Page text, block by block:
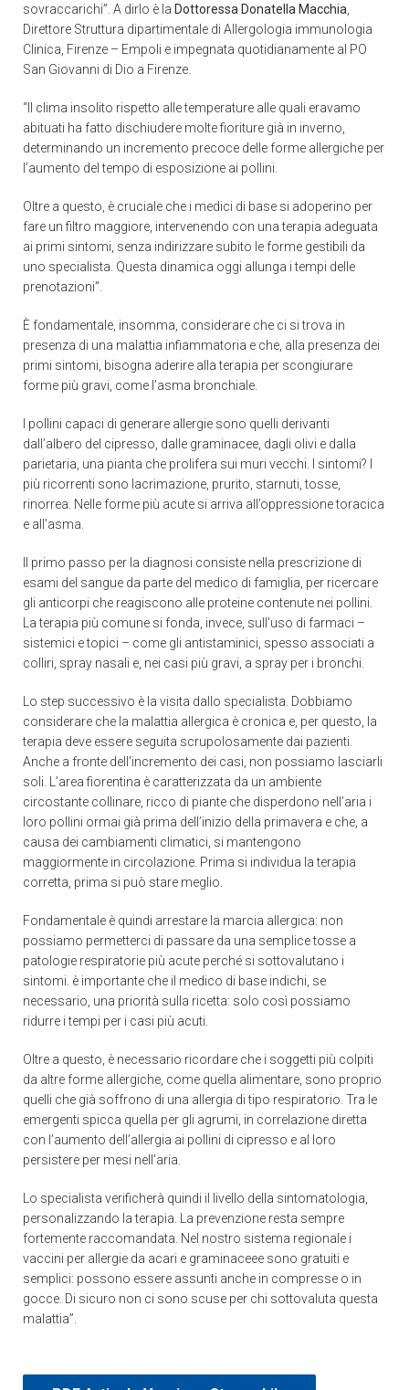
sovraccarichi”. A dirlo è la Dottoressa Donatella Macchia
Direttore Struttura dipartimentale di Allergologia immunologia
Clinica, Firenze – Empoli e impegnata quotidianamente al PO
San Giovanni di Dio a Firenze.
“Il clima insolito rispetto alle temperature alle quali eravamo
abituati ha fatto dischiudere molte fioriture già in inverno,
determinando un incremento precoce delle forme allergiche per
l’aumento del tempo di esposizione ai pollini.
Oltre a questo, è cruciale che i medici di base si adoperino per
fare un filtro maggiore, intervenendo con una terapia adeguata
ai primi sintomi, senza indirizzare subito le forme gestibili da
uno specialista. Questa dinamica oggi allunga i tempi delle
prenotazioni”.
È fondamentale, insomma, considerare che ci si trova in
presenza di una malattia infiammatoria e che, alla presenza dei
primi sintomi, bisogna aderire alla terapia per scongiurare
forme più gravi, come l’asma bronchiale.
I pollini capaci di generare allergie sono quelli derivanti
dall’albero del cipresso, dalle graminacee, dagli olivi e dalla
parietaria, una pianta che prolifera sui muri vecchi. I sintomi? I
più ricorrenti sono lacrimazione, prurito, starnuti, tosse,
rinorrea. Nelle forme più acute si arriva all’oppressione toracica
e all’asma.
Il primo passo per la diagnosi consiste nella prescrizione di
esami del sangue da parte del medico di famiglia, per ricercare
gli anticorpi che reagiscono alle proteine contenute nei pollini.
La terapia più comune si fonda, invece, sull’uso di farmaci –
sistemici e topici – come gli antistaminici, spesso associati a
colliri, spray nasali e, nei casi più gravi, a spray per i bronchi.
Lo step successivo è la visita dallo specialista. Dobbiamo
considerare che la malattia allergica è cronica e, per questo, la
terapia deve essere seguita scrupolosamente dai pazienti.
Anche a fronte dell’incremento dei casi, non possiamo lasciarli
soli. L’area fiorentina è caratterizzata da un ambiente
circostante collinare, ricco di piante che disperdono nell’aria i
loro pollini ormai già prima dell’inizio della primavera e che, a
causa dei cambiamenti climatici, si mantengono
maggiormente in circolazione. Prima si individua la terapia
corretta, prima si può stare meglio.
Fondamentale è quindi arrestare la marcia allergica: non
possiamo permetterci di passare da una semplice tosse a
patologie respiratorie più acute perché si sottovalutano i
sintomi. è importante che il medico di base indichi, se
necessario, una priorità sulla ricetta: solo così possiamo
ridurre i tempi per i casi più acuti.
Oltre a questo, è necessario ricordare che i soggetti più colpiti
da altre forme allergiche, come quella alimentare, sono proprio
quelli che già soffrono di una allergia di tipo respiratorio. Tra le
emergenti spicca quella per gli agrumi, in correlazione diretta
con l’aumento dell’allergia ai pollini di cipresso e al loro
persistere per mesi nell’aria.
Lo specialista verificherà quindi il livello della sintomatologia,
personalizzando la terapia. La prevenzione resta sempre
fortemente raccomandata. Nel nostro sistema regionale i
vaccini per allergie da acari e graminaceee sono gratuiti e
semplici: possono essere assunti anche in compresse o in
gocce. Di sicuro non ci sono scuse per chi sottovaluta questa
malattia”.